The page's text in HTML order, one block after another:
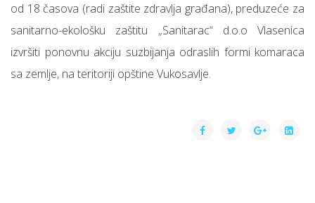
od 18 časova (radi zaštite zdravlja građana), preduzeće za
sanitarno-ekološku zaštitu „Sanitarac“ d.o.o Vlasenica
izvršiti ponovnu akciju suzbijanja odraslih formi komaraca
sa zemlje, na teritoriji opštine Vukosavlje.